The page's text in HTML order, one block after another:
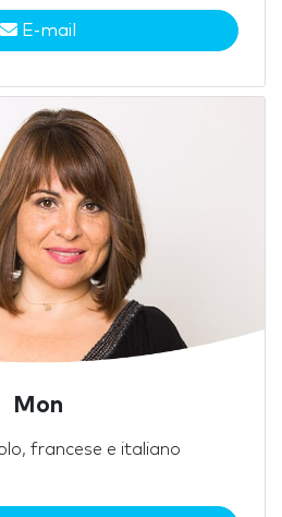
E-mail
Mon
francese e italiano